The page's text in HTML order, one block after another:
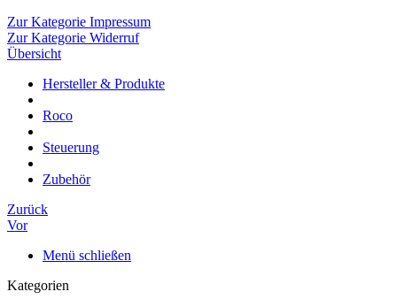
Zur Kategorie Impressum
Zur Kategorie Widerruf
Übersicht
Hersteller & Produkte
Roco
Steuerung
Zubehör
Zurück
Vor
Menü schließen
Kategorien